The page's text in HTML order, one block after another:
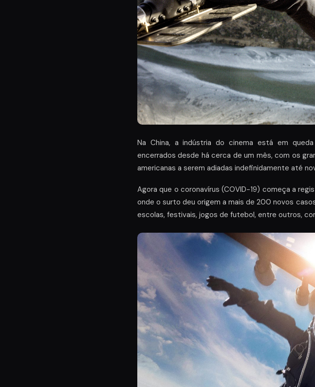
Na China, a indústria do cinema está em
encerrados desde há cerca de um mês, com os
americanas a serem adiadas indefinidamente até
Agora que o coronavírus (COVID-19) começa a
onde o surto deu origem a mais de 200 novos
escolas, festivais, jogos de futebol, entre outros,